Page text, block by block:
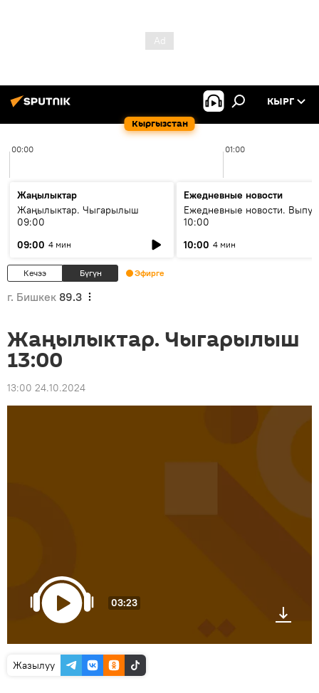
Кыргызстан
КЫРГ
00:00 01:00
Жаңылыктар
Жаңылыктар. Чыгарылыш
09:00
09:00 4 мин
Ежедневные новости
Ежедневные новости.
10:00
10:00 4 мин
Кечээ Бүгүн Эфирге
г. Бишкек 89.3
Жаңылыктар. Чыгарылыш
13:00
13:00 24.10.2024
03:23
Жазылуу